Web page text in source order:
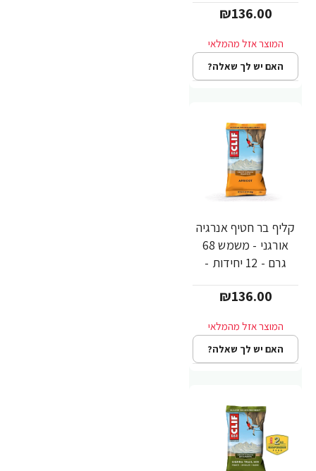
Bar
₪136.00
האם יש לך שאלה?
קליף בר חטיף אנרגיה
אורגני - משמש 68
גרם - 12 יחידות -
₪136.00
האם יש לך שאלה?